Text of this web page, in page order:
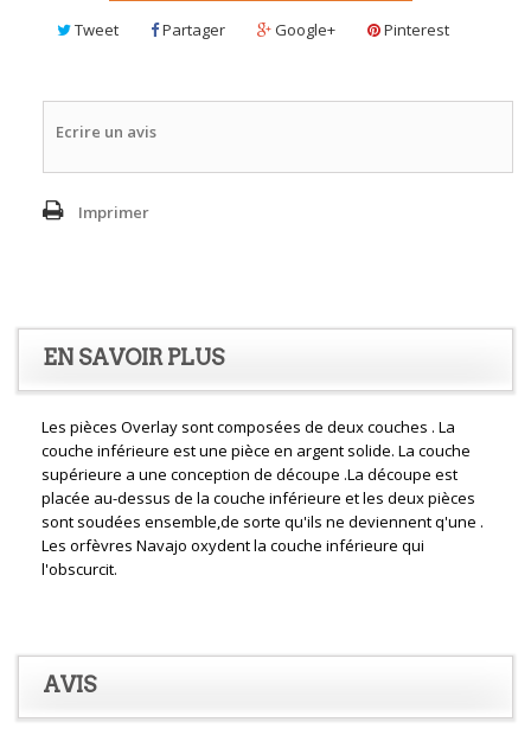
Tweet Partager Google+ Pinterest
Ecrire un avis
Imprimer
EN SAVOIR PLUS
Les pièces Overlay sont composées de deux couches . La
couche inférieure est une pièce en argent solide. La couche
supérieure a une conception de découpe .La découpe est
placée au-dessus de la couche inférieure et les deux pièces
sont soudées ensemble,de sorte qu'ils ne deviennent q'une .
Les orfèvres Navajo oxydent la couche inférieure qui
l'obscurcit.
AVIS